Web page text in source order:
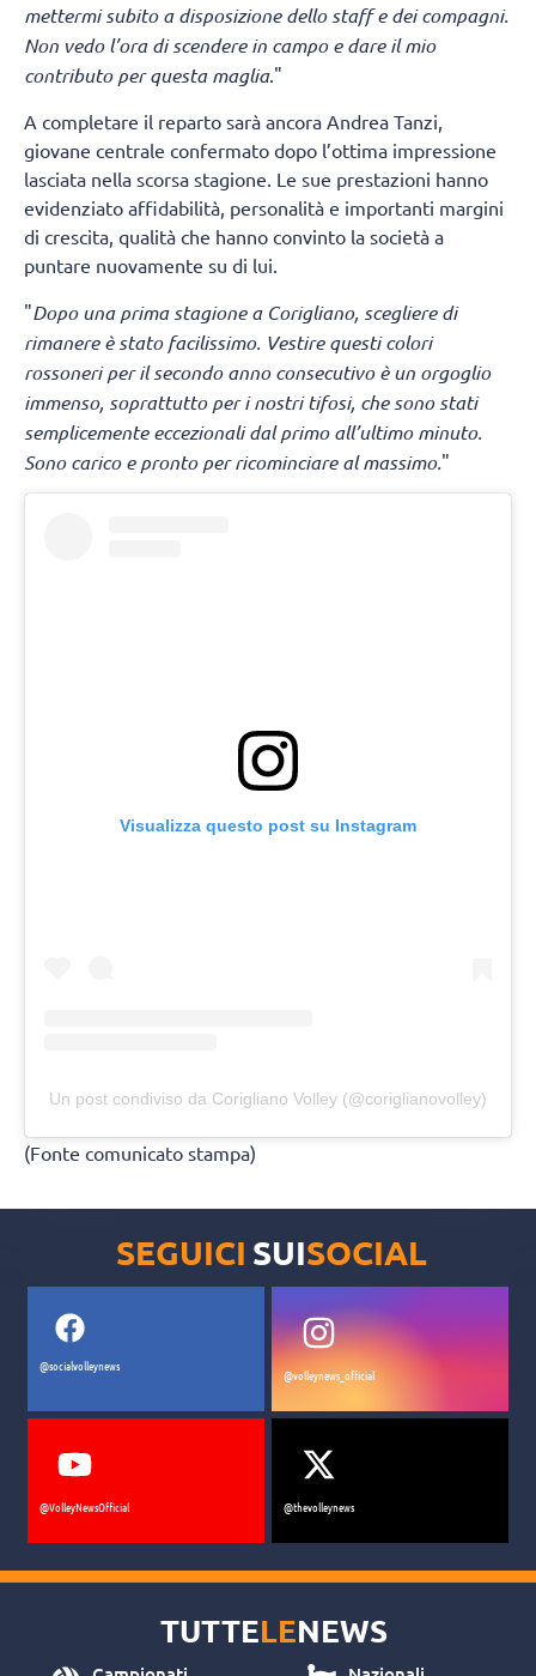
mettermi subito a disposizione dello staff e dei compagni.
Non vedo l’ora di scendere in campo e dare il mio
contributo per questa maglia."
A completare il reparto sarà ancora Andrea Tanzi,
giovane centrale confermato dopo l’ottima impressione
lasciata nella scorsa stagione. Le sue prestazioni hanno
evidenziato affidabilità, personalità e importanti margini
di crescita, qualità che hanno convinto la società a
puntare nuovamente su di lui.
"Dopo una prima stagione a Corigliano, scegliere di
rimanere è stato facilissimo. Vestire questi colori
rossoneri per il secondo anno consecutivo è un orgoglio
immenso, soprattutto per i nostri tifosi, che sono stati
semplicemente eccezionali dal primo all’ultimo minuto.
Sono carico e pronto per ricominciare al massimo."
Visualizza questo post su Instagram
Un post condiviso da Corigliano Volley (@coriglianovolley)
(Fonte comunicato stampa)
parte di stagione: “Volevo
confrontarmi col campionato italiano”